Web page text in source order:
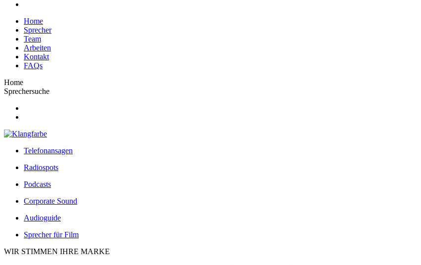
Home
Sprecher
Team
Arbeiten
Kontakt
FAQs
Home
Sprechersuche
Telefonansagen
Radiospots
Podcasts
Corporate Sound
Audioguide
Sprecher für Film
WIR STIMMEN IHRE MARKE